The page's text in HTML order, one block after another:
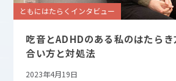
ともにはたらくインタビュー
吃音とADHDのある私のはたら
合い方と対処法
2023年4月19日